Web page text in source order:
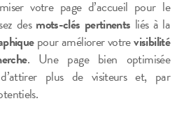
votre page d’accueil pour le
des mots-clés pertinents liés à la
pour améliorer votrevisibilité
. Une page bien optimisée
plus de visiteurs et, par